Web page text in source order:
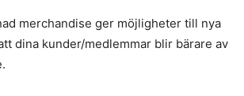
merchandise ger möjligheter till nya
dina kunder/medlemmar blir bärare av